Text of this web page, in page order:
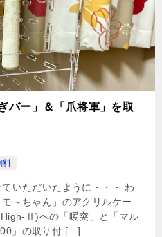
バー」＆「爪将軍」を取
料
いただいたように・・・ わ
～ちゃん」のアクリルケー
Ⅱ)への「暖突」と「マル
」の取り付 […]